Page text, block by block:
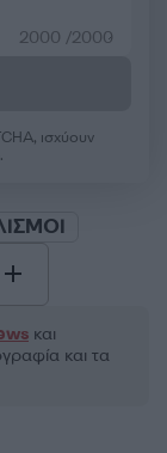
2000 /2000
ισχύουν
και
και τα